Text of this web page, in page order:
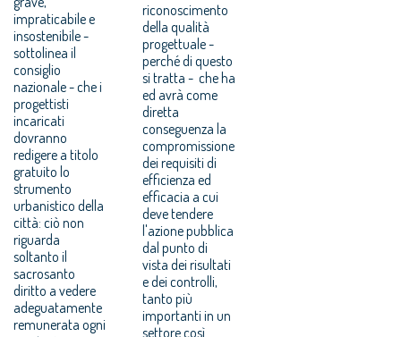
impraticabile e
insostenibile -
sottolinea il
consiglio
nazionale - che i
progettisti
incaricati
dovranno
redigere a titolo
gratuito lo
strumento
urbanistico della
città: ciò non
riguarda
soltanto il
sacrosanto
diritto a vedere
adeguatamente
remunerata ogni
riconoscimento
della qualità
progettuale -
perché di questo
si tratta - che ha
ed avrà come
diretta
conseguenza la
compromissione
dei requisiti di
efficienza ed
efficacia a cui
deve tendere
l'azione pubblica
dal punto di
vista dei risultati
e dei controlli,
tanto più
importanti in un
settore così